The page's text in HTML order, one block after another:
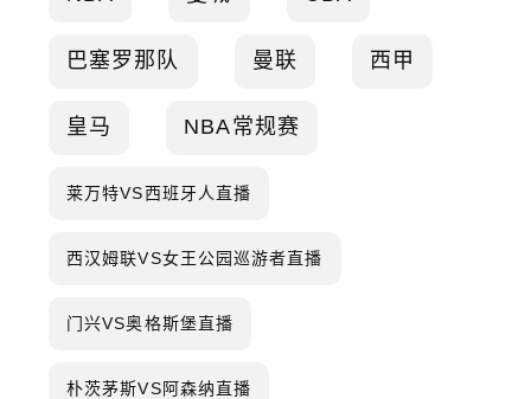
巴塞罗那队 曼联 西甲
皇马 NBA常规赛
莱万特VS西班牙人直播
西汉姆联VS女王公园巡游者直播
门兴VS奥格斯堡直播
朴茨茅斯VS阿森纳直播